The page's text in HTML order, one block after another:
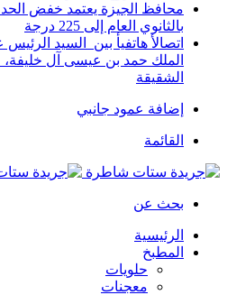
محافظ الجيزة يعتمد خفض الحد
بالثانوي العام إلى 225 درجة
اتصالأ هاتفيأ بين السيد
الملك حمد بن عيسى آل خليفة،
الشقيقة
إضافة عمود جانبي
القائمة
بحث عن
الرئيسية
المطبخ
حلويات
معجنات